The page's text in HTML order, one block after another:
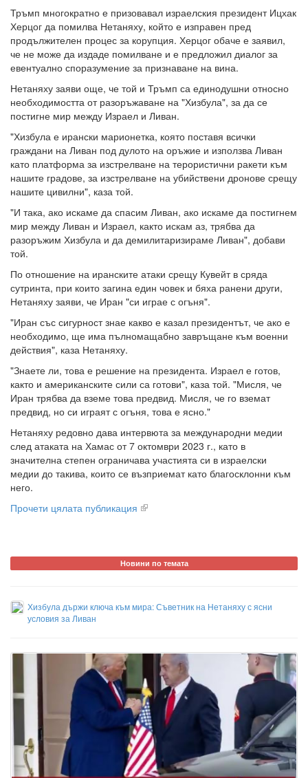
Тръмп многократно е призовавал израелския президент Ицхак
Херцог да помилва Нетаняху, който е изправен пред
продължителен процес за корупция. Херцог обаче е заявил,
че не може да издаде помилване и е предложил диалог за
евентуално споразумение за признаване на вина.
Нетаняху заяви още, че той и Тръмп са единодушни относно
необходимостта от разоръжаване на "Хизбула", за да се
постигне мир между Израел и Ливан.
"Хизбула е ирански марионетка, която поставя всички
граждани на Ливан под дулото на оръжие и използва Ливан
като платформа за изстрелване на терористични ракети към
нашите градове, за изстрелване на убийствени дронове срещу
нашите цивилни", каза той.
"И така, ако искаме да спасим Ливан, ако искаме да постигнем
мир между Ливан и Израел, както искам аз, трябва да
разоръжим Хизбула и да демилитаризираме Ливан", добави
той.
По отношение на иранските атаки срещу Кувейт в сряда
сутринта, при които загина един човек и бяха ранени други,
Нетаняху заяви, че Иран "си играе с огъня".
"Иран със сигурност знае какво е казал президентът, че ако е
необходимо, ще има пълномащабно завръщане към военни
действия", каза Нетаняху.
"Знаете ли, това е решение на президента. Израел е готов,
както и американските сили са готови", каза той. "Мисля, че
Иран трябва да вземе това предвид. Мисля, че го вземат
предвид, но си играят с огъня, това е ясно."
Нетаняху редовно дава интервюта за международни медии
след атаката на Хамас от 7 октомври 2023 г., като в
значителна степен ограничава участията си в израелски
медии до такива, които се възприемат като благосклонни към
него.
Прочети цялата публикация
Новини по темата
Хизбула държи ключа към мира: Съветник на Нетаняху с ясни
условия за Ливан